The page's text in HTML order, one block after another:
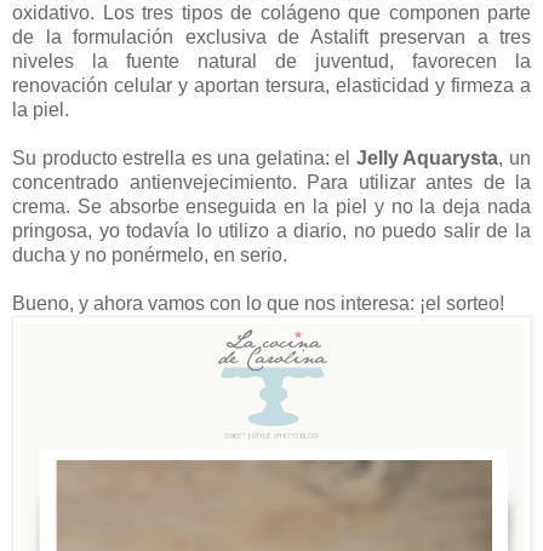
oxidativo. Los tres tipos de colágeno que componen parte
de la formulación exclusiva de Astalift preservan a tres
niveles la fuente natural de juventud, favorecen la
renovación celular y aportan tersura, elasticidad y firmeza a
la piel.
Su producto estrella es una gelatina: el Jelly Aquarysta, un
concentrado antienvejecimiento. Para utilizar antes de la
crema. Se absorbe enseguida en la piel y no la deja nada
pringosa, yo todavía lo utilizo a diario, no puedo salir de la
ducha y no ponérmelo, en serio.
Bueno, y ahora vamos con lo que nos interesa: ¡el sorteo!